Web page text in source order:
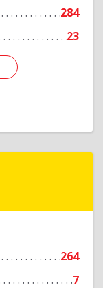
284
23
Подробнее
264
7
Подробнее